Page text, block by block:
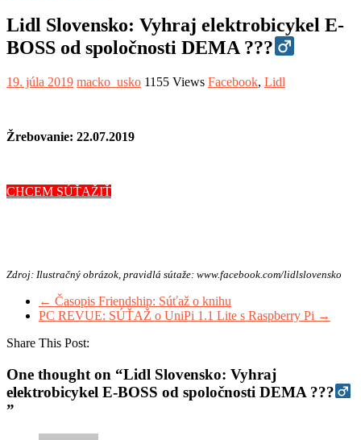
Lidl Slovensko: Vyhraj elektrobicykel E-
BOSS od spoločnosti DEMA ???‍
19. júla 2019 macko_usko 1155 Views Facebook, Lidl
Žrebovanie: 22.07.2019
CHCEM SÚŤAŽIŤ
Zdroj: Ilustračný obrázok, pravidlá sútaže: www.facebook.com/lidlslovensko
← Časopis Friendship: Súťaž o knihu
PC REVUE: SÚŤAŽ o UniPi 1.1 Lite s Raspberry Pi →
Share This Post:
One thought on “Lidl Slovensko: Vyhraj
elektrobicykel E-BOSS od spoločnosti DEMA ???‍
”